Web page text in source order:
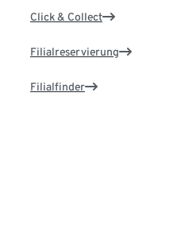
Click & Collect
Filialreservierung
Filialfinder